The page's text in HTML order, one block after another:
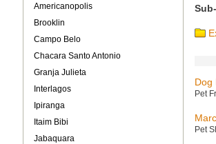
Americanopolis
Brooklin
Campo Belo
Chacara Santo Antonio
Granja Julieta
Interlagos
Ipiranga
Itaim Bibi
Jabaquara
Dog
Pet
Pet